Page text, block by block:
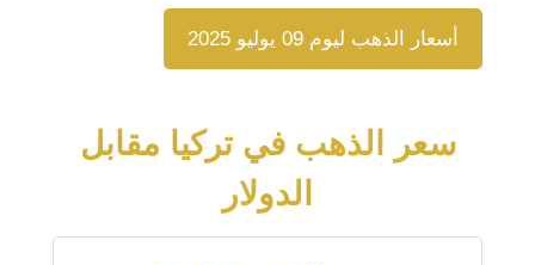
أسعار الذهب ليوم 09 يوليو 2025
سعر الذهب في تركيا مقابل
الدولار